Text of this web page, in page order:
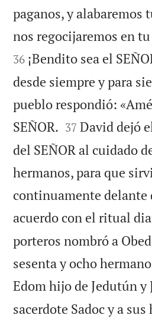
paganos, y alabaremos
nos regocijaremos en
36 ¡Bendito sea el
desde siempre y para
pueblo respondió:
SEÑOR. 

37 David dejó
del SEÑOR al cuidado
hermanos, para que
continuamente delante
acuerdo con el ritual
porteros nombró a
sesenta y ocho
Edom hijo de Jedutún y
sacerdote Sadoc y a